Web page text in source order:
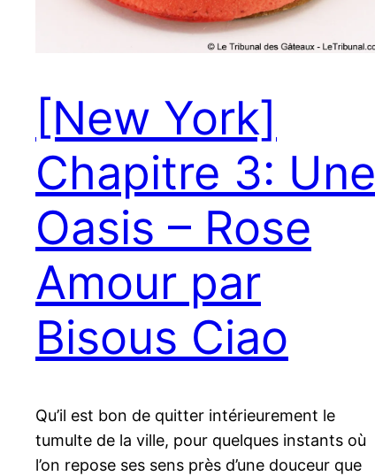
[New York]
Chapitre 3: Une
Oasis – Rose
Amour par
Bisous Ciao
Qu’il est bon de quitter intérieurement le
tumulte de la ville, pour quelques instants où
l’on repose ses sens près d’une douceur que